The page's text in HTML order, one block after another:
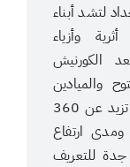
لتشد أبناء
وأزياء
الكورنيش
والميادين
العامة لما تحويه من مجسمات جمالية تزيد عن 360
ومدى ارتفاع
للتعريف